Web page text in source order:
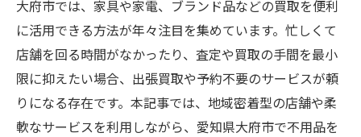
大府市では、家具や家電、ブランド品などの買取を便利
に活用できる方法が年々注目を集めています。忙しくて
店舗を回る時間がなかったり、査定や買取の手間を最小
限に抑えたい場合、出張買取や予約不要のサービスが頼
りになる存在です。本記事では、地域密着型の店舗や柔
軟なサービスを利用しながら、愛知県大府市で不用品を